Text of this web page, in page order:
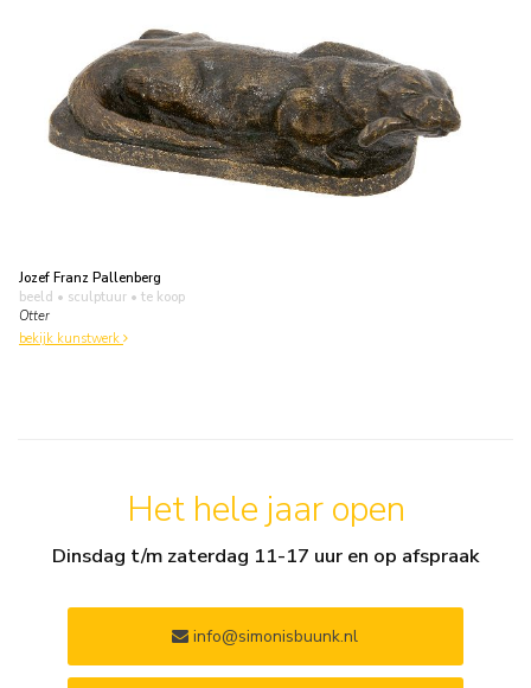
Jozef Franz Pallenberg
beeld • sculptuur • te koop
Otter
bekijk kunstwerk
Het hele jaar open
Dinsdag t/m zaterdag 11-17 uur en op afspraak
info@simonisbuunk.nl